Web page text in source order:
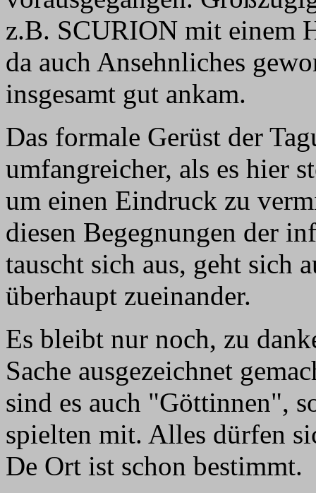
z.B. SCURION mit einem
da auch Ansehnliches
insgesamt gut ankam.
Das formale Gerüst der
umfangreicher, als es hier
um einen Eindruck zu
diesen Begegnungen der
tauscht sich aus, geht sich
überhaupt zueinander.
Es bleibt nur noch, zu
Sache ausgezeichnet
sind es auch "Göttinnen",
spielten mit. Alles dürfen
De Ort ist schon bestimmt.